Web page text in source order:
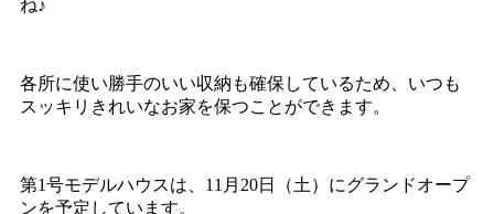
ね♪
各所に使い勝手のいい収納も確保しているため、いつも
スッキリきれいなお家を保つことができます。
第1号モデルハウスは、11月20日（土）にグランドオープ
ンを予定しています。